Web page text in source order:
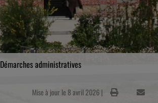
Démarches administratives
Mise à jour le 8 avril 2026 |